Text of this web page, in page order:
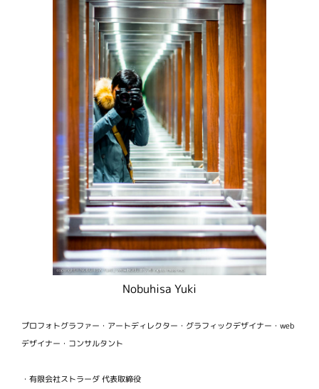
Nobuhisa Yuki
プロフォトグラファー・アートディレクター・グラフィックデザイナー・web
デザイナー・コンサルタント
・有限会社ストラーダ 代表取締役